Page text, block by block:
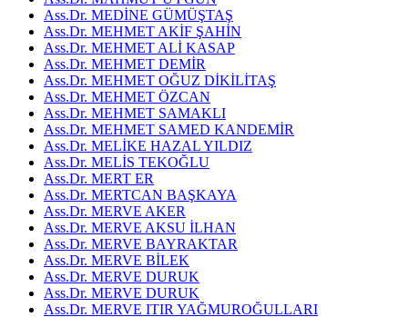
Ass.Dr. MEDİNE GÜMÜŞTAŞ
Ass.Dr. MEHMET AKİF ŞAHİN
Ass.Dr. MEHMET ALİ KASAP
Ass.Dr. MEHMET DEMİR
Ass.Dr. MEHMET OĞUZ DİKİLİTAŞ
Ass.Dr. MEHMET ÖZCAN
Ass.Dr. MEHMET SAMAKLI
Ass.Dr. MEHMET SAMED KANDEMİR
Ass.Dr. MELİKE HAZAL YILDIZ
Ass.Dr. MELİS TEKOĞLU
Ass.Dr. MERT ER
Ass.Dr. MERTCAN BAŞKAYA
Ass.Dr. MERVE AKER
Ass.Dr. MERVE AKSU İLHAN
Ass.Dr. MERVE BAYRAKTAR
Ass.Dr. MERVE BİLEK
Ass.Dr. MERVE DURUK
Ass.Dr. MERVE DURUK
Ass.Dr. MERVE ITIR YAĞMUROĞULLARI